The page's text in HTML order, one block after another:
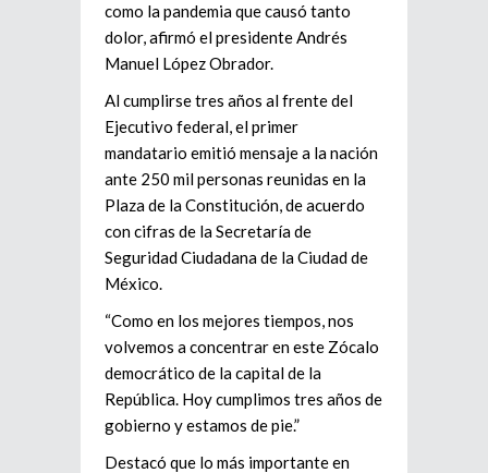
como la pandemia que causó tanto
dolor, afirmó el presidente Andrés
Manuel López Obrador.
Al cumplirse tres años al frente del
Ejecutivo federal, el primer
mandatario emitió mensaje a la nación
ante 250 mil personas reunidas en la
Plaza de la Constitución, de acuerdo
con cifras de la Secretaría de
Seguridad Ciudadana de la Ciudad de
México.
“Como en los mejores tiempos, nos
volvemos a concentrar en este Zócalo
democrático de la capital de la
República. Hoy cumplimos tres años de
gobierno y estamos de pie.”
Destacó que lo más importante en